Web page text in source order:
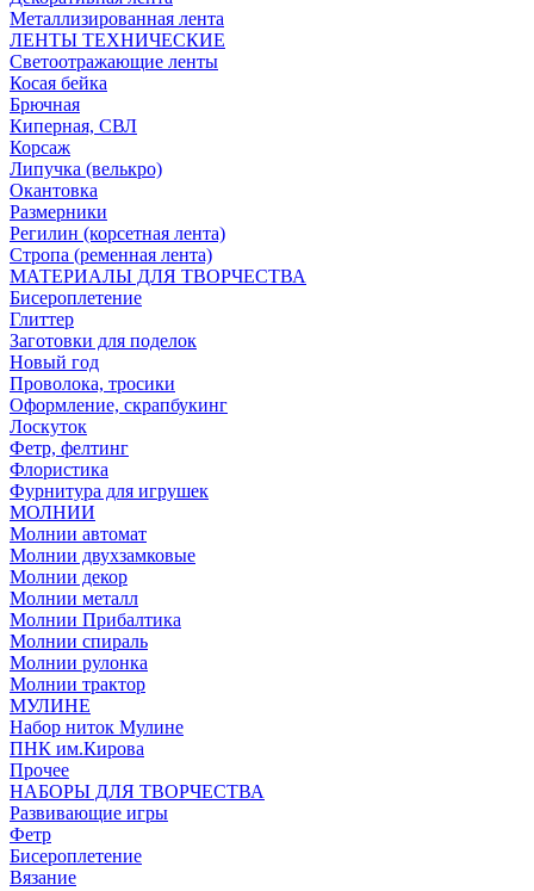
Металлизированная лента
ЛЕНТЫ ТЕХНИЧЕСКИЕ
Светоотражающие ленты
Косая бейка
Брючная
Киперная, СВЛ
Корсаж
Липучка (велькро)
Окантовка
Размерники
Регилин (корсетная лента)
Стропа (ременная лента)
МАТЕРИАЛЫ ДЛЯ ТВОРЧЕСТВА
Бисероплетение
Глиттер
Заготовки для поделок
Новый год
Проволока, тросики
Оформление, скрапбукинг
Лоскуток
Фетр, фелтинг
Флористика
Фурнитура для игрушек
МОЛНИИ
Молнии автомат
Молнии двухзамковые
Молнии декор
Молнии металл
Молнии Прибалтика
Молнии спираль
Молнии рулонка
Молнии трактор
МУЛИНЕ
Набор ниток Мулине
ПНК им.Кирова
Прочее
НАБОРЫ ДЛЯ ТВОРЧЕСТВА
Развивающие игры
Фетр
Бисероплетение
Вязание